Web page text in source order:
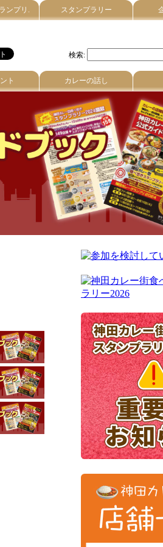
ンプリ. スタンプラリー
検索:
ト カレーの話し